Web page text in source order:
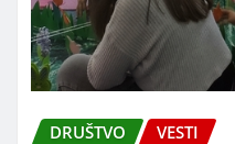
DRUŠTVO VESTI